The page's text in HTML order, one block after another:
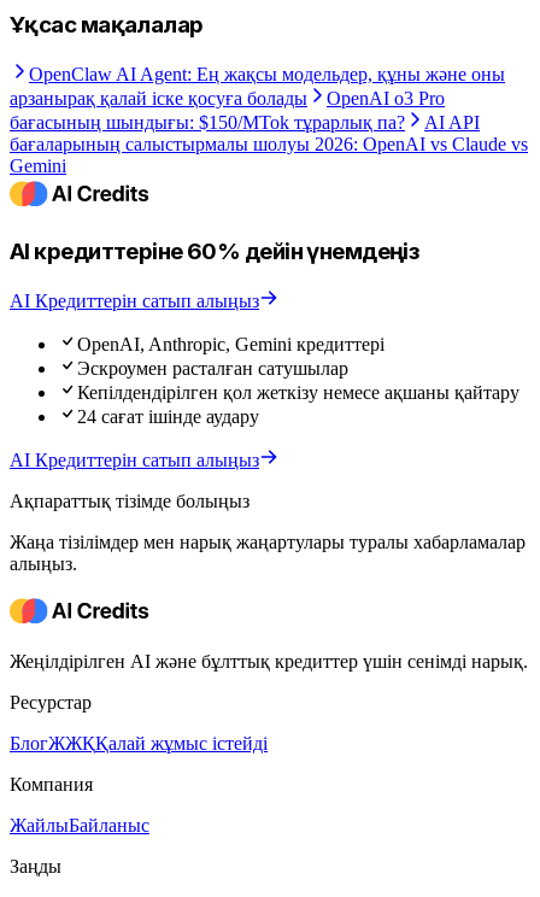
Ұқсас мақалалар
OpenClaw AI Agent: Ең жақсы модельдер, құны және оны
арзанырақ қалай іске қосуға болады
OpenAI o3 Pro
бағасының шындығы: $150/MTok тұрарлық па?
AI API
бағаларының салыстырмалы шолуы 2026: OpenAI vs Claude vs
Gemini
AI кредиттеріне 60% дейін үнемдеңіз
AI Кредиттерін сатып алыңыз
OpenAI, Anthropic, Gemini кредиттері
Эскроумен расталған сатушылар
Кепілдендірілген қол жеткізу немесе ақшаны қайтару
24 сағат ішінде аудару
AI Кредиттерін сатып алыңыз
Ақпараттық тізімде болыңыз
Жаңа тізілімдер мен нарық жаңартулары туралы хабарламалар
алыңыз.
Жеңілдірілген AI және бұлттық кредиттер үшін сенімді нарық.
Ресурстар
БлогЖЖҚҚалай жұмыс істейді
Компания
ЖайлыБайланыс
Заңды